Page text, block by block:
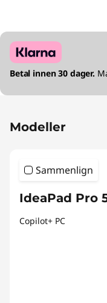
Betal innen 30 dager.
Modeller
Sammenlign
IdeaPad Pro
Copilot+ PC